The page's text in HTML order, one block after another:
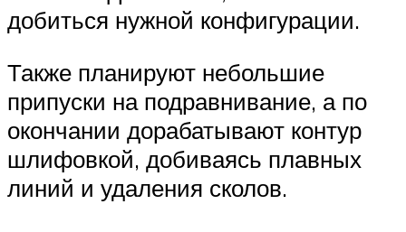
добиться нужной конфигурации.
Также планируют небольшие
припуски на подравнивание, а по
окончании дорабатывают контур
шлифовкой, добиваясь плавных
линий и удаления сколов.